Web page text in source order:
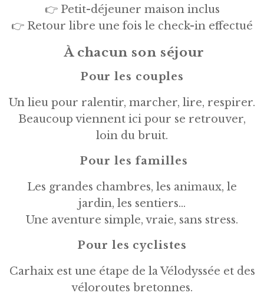
👉 Petit-déjeuner maison inclus
👉 Retour libre une fois le check-in effectué
À chacun son séjour
Pour les couples
Un lieu pour ralentir, marcher, lire, respirer.
Beaucoup viennent ici pour se retrouver,
loin du bruit.
Pour les familles
Les grandes chambres, les animaux, le
jardin, les sentiers…
Une aventure simple, vraie, sans stress.
Pour les cyclistes
Carhaix est une étape de la Vélodyssée et des
véloroutes bretonnes.